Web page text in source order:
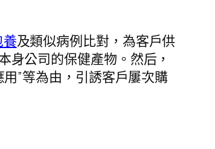
養及類似病例比對，為客戶供
身公司的保健產物。然后，
”等為由，引誘客戶屢次購